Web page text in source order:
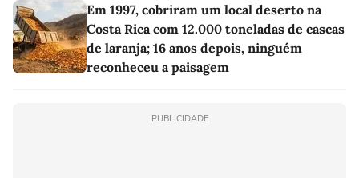
Em 1997, cobriram um local deserto na
Costa Rica com 12.000 toneladas de cascas
de laranja; 16 anos depois, ninguém
reconheceu a paisagem
PUBLICIDADE